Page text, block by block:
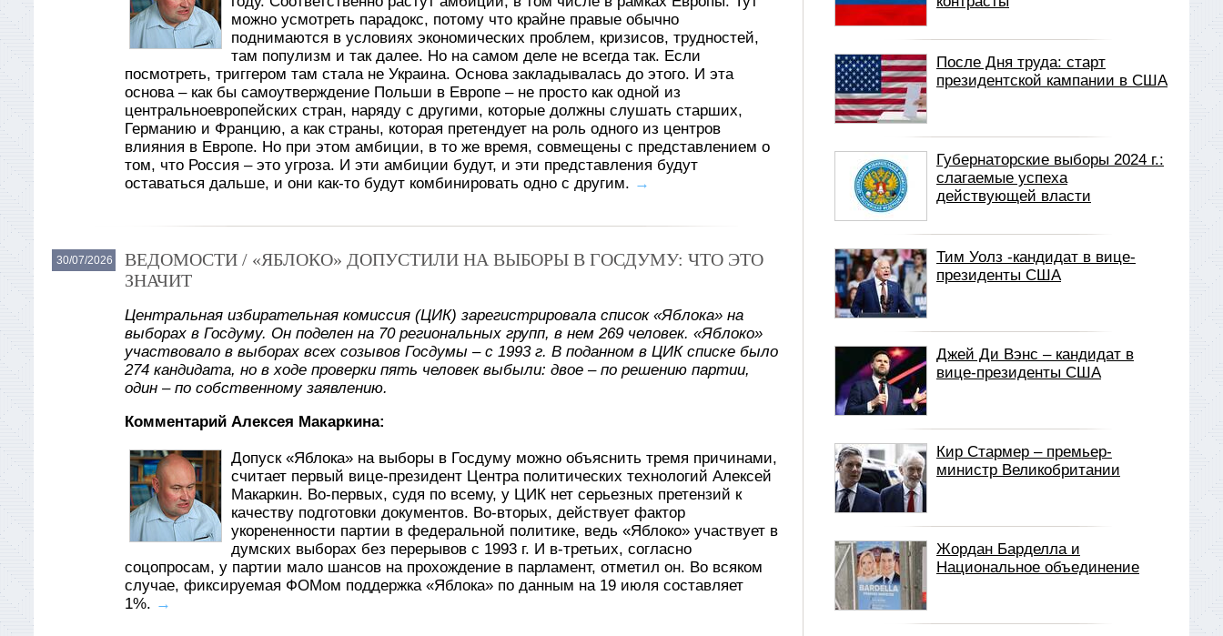
можно усмотреть парадокс, потому что крайне правые обычно
поднимаются в условиях экономических проблем, кризисов, трудностей,
там популизм и так далее. Но на самом деле не всегда так. Если
посмотреть, триггером там стала не Украина. Основа закладывалась до этого. И эта
основа – как бы самоутверждение Польши в Европе – не просто как одной из
центральноевропейских стран, наряду с другими, которые должны слушать старших,
Германию и Францию, а как страны, которая претендует на роль одного из центров
влияния в Европе. Но при этом амбиции, в то же время, совмещены с представлением о
том, что Россия – это угроза. И эти амбиции будут, и эти представления будут
оставаться дальше, и они как-то будут комбинировать одно с другим. →
30/07/2026
ВЕДОМОСТИ / «ЯБЛОКО» ДОПУСТИЛИ НА ВЫБОРЫ В ГОСДУМУ: ЧТО ЭТО
ЗНАЧИТ
Центральная избирательная комиссия (ЦИК) зарегистрировала список «Яблока» на
выборах в Госдуму. Он поделен на 70 региональных групп, в нем 269 человек. «Яблоко»
участвовало в выборах всех созывов Госдумы – с 1993 г. В поданном в ЦИК списке было
274 кандидата, но в ходе проверки пять человек выбыли: двое – по решению партии,
один – по собственному заявлению.
Комментарий Алексея Макаркина:
Допуск «Яблока» на выборы в Госдуму можно объяснить тремя причинами,
считает первый вице-президент Центра политических технологий Алексей
Макаркин. Во-первых, судя по всему, у ЦИК нет серьезных претензий к
качеству подготовки документов. Во-вторых, действует фактор
укорененности партии в федеральной политике, ведь «Яблоко» участвует в
думских выборах без перерывов с 1993 г. И в-третьих, согласно
соцопросам, у партии мало шансов на прохождение в парламент, отметил он. Во всяком
случае, фиксируемая ФОМом поддержка «Яблока» по данным на 19 июля составляет
1%. →
После Дня труда: старт
президентской кампании в США
Губернаторские выборы 2024 г.:
слагаемые успеха
действующей власти
Тим Уолз -кандидат в вице-
президенты США
Джей Ди Вэнс – кандидат в
вице-президенты США
Кир Стармер – премьер-
министр Великобритании
Жордан Барделла и
Национальное объединение